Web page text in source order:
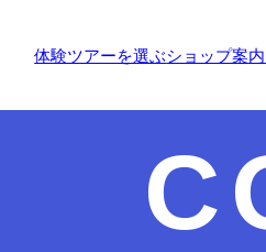
体験ツアーを選ぶショップ案内